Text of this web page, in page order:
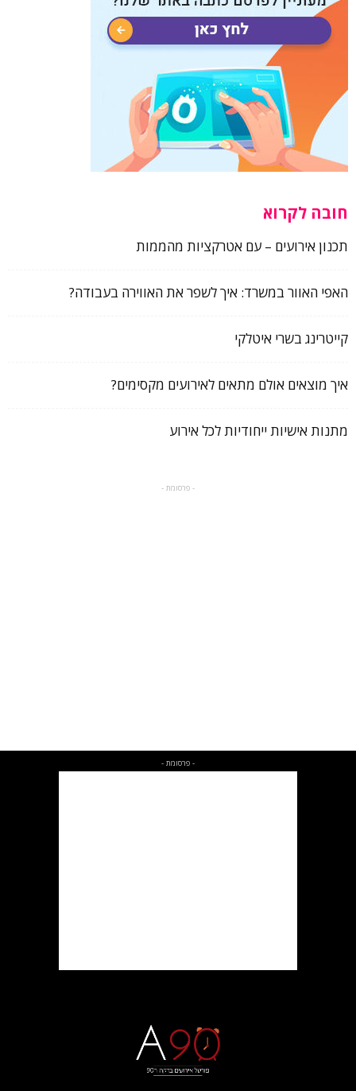
חובה לקרוא
תכנון אירועים – עם אטרקציות מהממות
האפי האוור במשרד: איך לשפר את האווירה בעבודה?
קייטרינג בשרי איטלקי
איך מוצאים אולם מתאים לאירועים מקסימים?
מתנות אישיות ייחודיות לכל אירוע
- פרסומת -
- פרסומת -